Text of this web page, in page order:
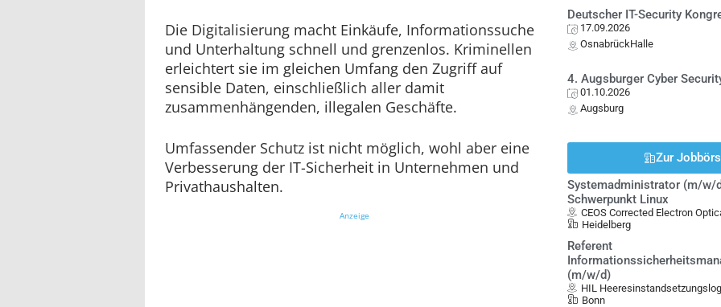
Die Digitalisierung macht Einkäufe, Informationssuche
und Unterhaltung schnell und grenzenlos. Kriminellen
erleichtert sie im gleichen Umfang den Zugriff auf
sensible Daten, einschließlich aller damit
zusammenhängenden, illegalen Geschäfte.
Umfassender Schutz ist nicht möglich, wohl aber eine
Verbesserung der IT-Sicherheit in Unternehmen und
Privathaushalten.
Anzeige
Deutscher IT-Security
17.09.2026
OsnabrückHalle
4. Augsburger Cyber
01.10.2026
Augsburg
Zur
Systemadministrator (m/w/
Schwerpunkt Linux
CEOS Corrected Electron
Heidelberg
Referent
(m/w/d)
HIL
Bonn